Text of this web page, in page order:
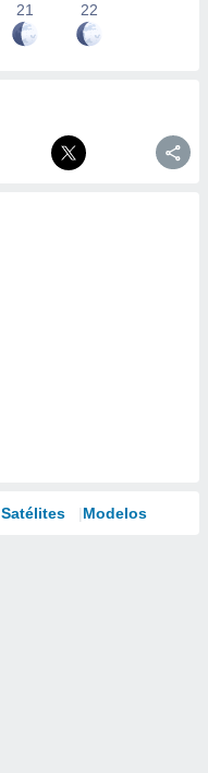
21 22
Satélites Modelos